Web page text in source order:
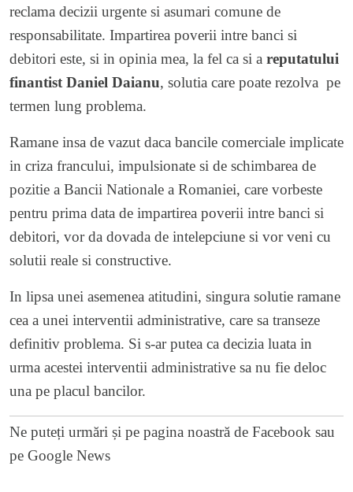
reclama decizii urgente si asumari comune de
responsabilitate. Impartirea poverii intre banci si
debitori este, si in opinia mea, la fel ca si a reputatului
finantist Daniel Daianu, solutia care poate rezolva pe
termen lung problema.
Ramane insa de vazut daca bancile comerciale implicate
in criza francului, impulsionate si de schimbarea de
pozitie a Bancii Nationale a Romaniei, care vorbeste
pentru prima data de impartirea poverii intre banci si
debitori, vor da dovada de intelepciune si vor veni cu
solutii reale si constructive.
In lipsa unei asemenea atitudini, singura solutie ramane
cea a unei interventii administrative, care sa transeze
definitiv problema. Si s-ar putea ca decizia luata in
urma acestei interventii administrative sa nu fie deloc
una pe placul bancilor.
Ne puteți urmări și pe pagina noastră de Facebook sau
pe Google News